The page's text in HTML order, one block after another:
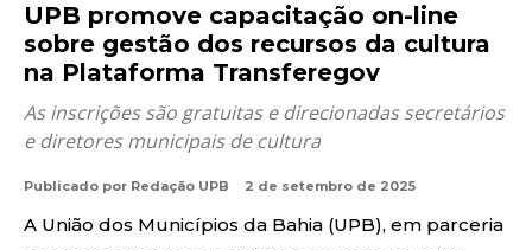
UPB promove capacitação on-line
sobre gestão dos recursos da cultura
na Plataforma Transferegov
As inscrições são gratuitas e direcionadas secretários
e diretores municipais de cultura
Publicado por Redação UPB 2 de setembro de 2025
A União dos Municípios da Bahia (UPB), em parceria